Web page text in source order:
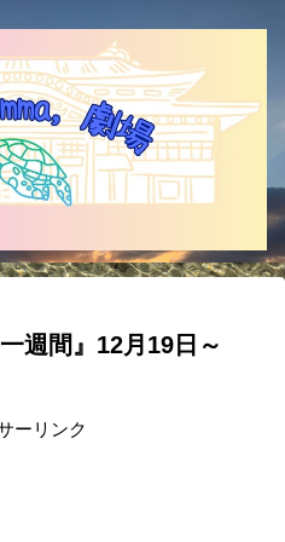
週間』12月19日～
ーリンク